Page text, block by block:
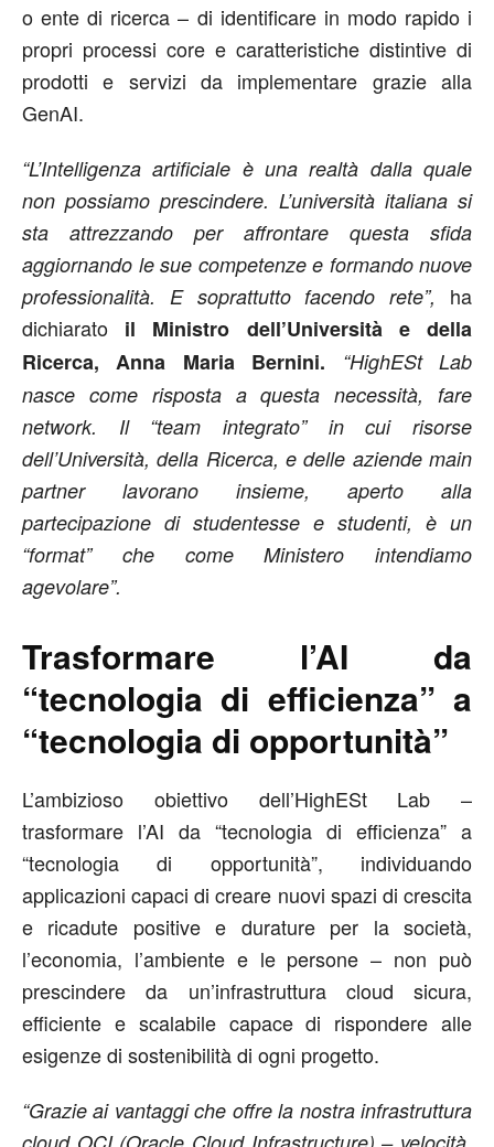
o ente di ricerca – di identificare in modo rapido i
propri processi core e caratteristiche distintive di
prodotti e servizi da implementare grazie alla
GenAI.
“L’Intelligenza artificiale è una realtà dalla quale
non possiamo prescindere. L’università italiana si
sta attrezzando per affrontare questa sfida
aggiornando le sue competenze e formando nuove
professionalità. E soprattutto facendo rete”,
ha
dichiarato il Ministro dell’Università e della
Ricerca, Anna Maria Bernini.
“HighESt Lab
nasce come risposta a questa necessità, fare
network. Il “team integrato” in cui risorse
dell’Università, della Ricerca, e delle aziende main
partner lavorano insieme, aperto alla
partecipazione di studentesse e studenti, è un
“format” che come Ministero intendiamo
agevolare”.
Trasformare l’AI da
“tecnologia di efficienza” a
“tecnologia di opportunità”
L’ambizioso obiettivo dell’HighESt Lab –
trasformare l’AI da “tecnologia di efficienza” a
“tecnologia di opportunità”, individuando
applicazioni capaci di creare nuovi spazi di crescita
e ricadute positive e durature per la società,
l’economia, l’ambiente e le persone – non può
prescindere da un’infrastruttura cloud sicura,
efficiente e scalabile capace di rispondere alle
esigenze di sostenibilità di ogni progetto.
“Grazie ai vantaggi che offre la nostra infrastruttura